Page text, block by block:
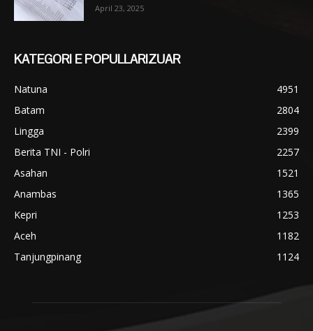
April 23, 2025
KATEGORI E POPULLARIZUAR
Natuna
4951
Batam
2804
Lingga
2399
Berita TNI - Polri
2257
Asahan
1521
Anambas
1365
Kepri
1253
Aceh
1182
Tanjungpinang
1124